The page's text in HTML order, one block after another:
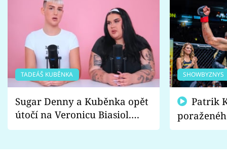
TADEÁŠ KUBĚNKA
Sugar Denny a Kuběnka opět
útočí na Veronicu Biasiol.
Proč je podle nich falešná a
SHOWBYZNYS
fanoušci